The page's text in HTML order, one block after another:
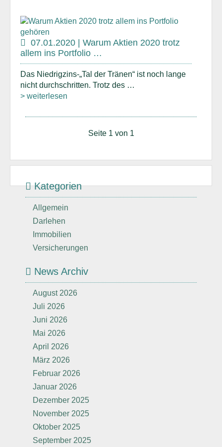
07.01.2020 | Warum Aktien 2020 trotz
allem ins Portfolio …
Das Niedrigzins-„Tal der Tränen“ ist noch lange
nicht durchschritten. Trotz des …
> weiterlesen
Seite 1 von 1
Kategorien
Allgemein
Darlehen
Immobilien
Versicherungen
News Archiv
August 2026
Juli 2026
Juni 2026
Mai 2026
April 2026
März 2026
Februar 2026
Januar 2026
Dezember 2025
November 2025
Oktober 2025
September 2025